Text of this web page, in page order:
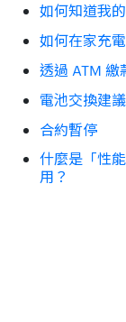
如何知道我
如何在家充
透過 ATM 繳
電池交換建
合約暫停
什麼是「性
用？